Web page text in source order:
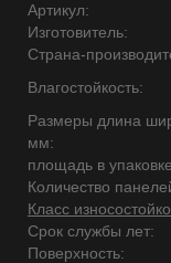
Артикул:
Изготовитель:
Страна-
Влагостойкость:
Размеры длина
мм:
площадь в
Количество
Класс
Срок службы лет:
Поверхность: